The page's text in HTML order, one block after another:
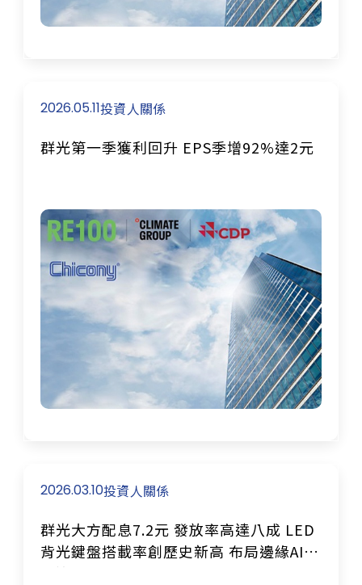
2026.05.11投資人關係
群光第一季獲利回升 EPS季增92%達2元
2026.03.10投資人關係
群光大方配息7.2元 發放率高達八成 LED
背光鍵盤搭載率創歷史新高 布局邊緣AI視
覺迎2026